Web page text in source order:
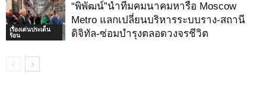
เรื่องเด่นประเด็น
ร้อน
“พิพัฒน์”นำทีมคมนาคมหารือ Moscow
Metro แลกเปลี่ยนบริหารระบบราง-สถานี
ดิจิทัล-ซ่อมบำรุงตลอดวงจรชีวิต